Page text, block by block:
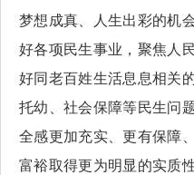
梦想成真、人生出彩的机
好各项民生事业，聚焦人
好同老百姓生活息息相关
托幼、社会保障等民生问
全感更加充实、更有保障
富裕取得更为明显的实质